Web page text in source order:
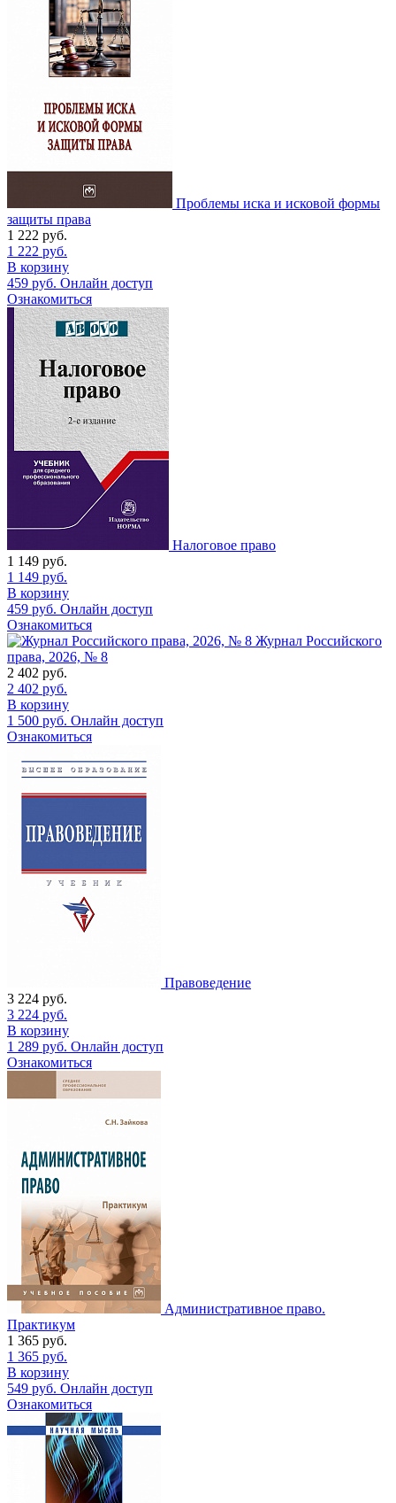
Проблемы иска и исковой формы
защиты права
1 222 руб.
1 222 руб.
В корзину
459 руб. Онлайн доступ
Ознакомиться
Налоговое право
1 149 руб.
1 149 руб.
В корзину
459 руб. Онлайн доступ
Ознакомиться
Журнал Российского
права, 2026, № 8
2 402 руб.
2 402 руб.
В корзину
1 500 руб. Онлайн доступ
Ознакомиться
Правоведение
3 224 руб.
3 224 руб.
В корзину
1 289 руб. Онлайн доступ
Ознакомиться
Административное право.
Практикум
1 365 руб.
1 365 руб.
В корзину
549 руб. Онлайн доступ
Ознакомиться